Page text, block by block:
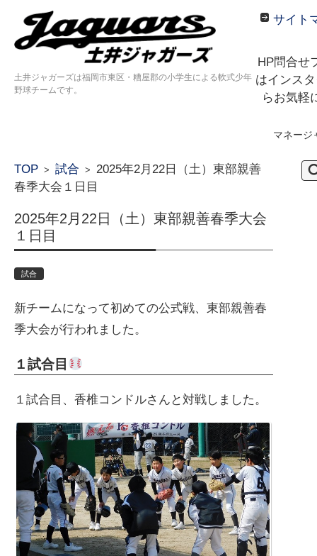
土井ジャガーズは福岡市東区・糟屋郡の小学生による軟式少年
野球チームです。
サイト
HP問合せ
はインス
らお気軽
マネー
TOP > 試合 > 2025年2月22日（土）東部親善
春季大会１日目
2025年2月22日（土）東部親善春季大会
１日目
試合
新チームになって初めての公式戦、東部親善春
季大会が行われました。
１試合目
１試合目、香椎コンドルさんと対戦しました。
検
索: